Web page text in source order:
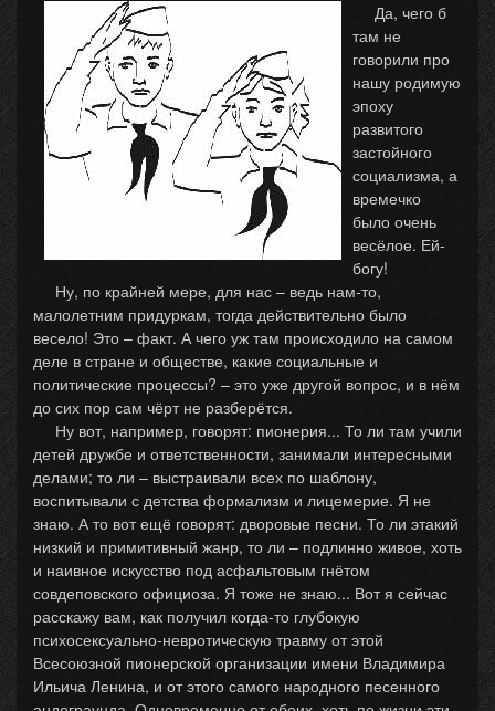
Да, чего б
там не
говорили про
нашу родимую
эпоху
развитого
застойного
социализма, а
времечко
было очень
весёлое. Ей-
богу!
Ну, по крайней мере, для нас – ведь нам-то,
малолетним придуркам, тогда действительно было
весело! Это – факт. А чего уж там происходило на самом
деле в стране и обществе, какие социальные и
политические процессы? – это уже другой вопрос, и в нём
до сих пор сам чёрт не разберётся.
Ну вот, например, говорят: пионерия... То ли там учили
детей дружбе и ответственности, занимали интересными
делами; то ли – выстраивали всех по шаблону,
воспитывали с детства формализм и лицемерие. Я не
знаю. А то вот ещё говорят: дворовые песни. То ли этакий
низкий и примитивный жанр, то ли – подлинно живое, хоть
и наивное искусство под асфальтовым гнётом
совдеповского официоза. Я тоже не знаю... Вот я сейчас
расскажу вам, как получил когда-то глубокую
психосексуально-невротическую травму от этой
Всесоюзной пионерской организации имени Владимира
Ильича Ленина, и от этого самого народного песенного